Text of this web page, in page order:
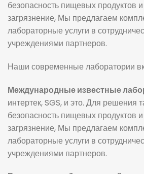
безопасность пищевых продуктов
загрязнение, Мы предлагаем
лабораторные услуги в
учреждениями партнеров.
Наши современные лаборатории
Международные известные
интертек, SGS, и это. Для решения
безопасность пищевых продуктов
загрязнение, Мы предлагаем
лабораторные услуги в
учреждениями партнеров.